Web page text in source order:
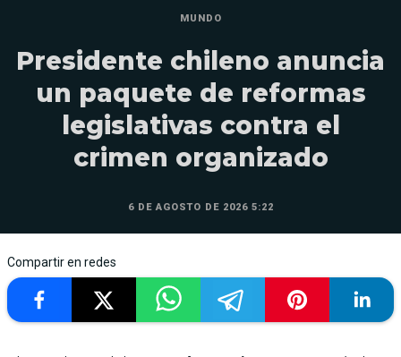
MUNDO
Presidente chileno anuncia
un paquete de reformas
legislativas contra el
crimen organizado
6 DE AGOSTO DE 2026 5:22
Compartir en redes